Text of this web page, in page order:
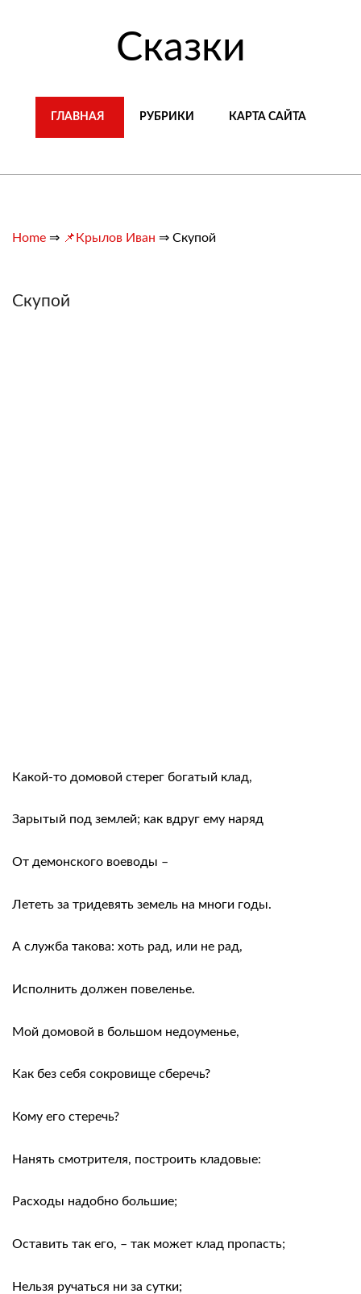
Сказки
ГЛАВНАЯ РУБРИКИ КАРТА САЙТА
Home ⇒ 📌Крылов Иван ⇒ Скупой
Скупой
Какой-то домовой стерег богатый клад,
Зарытый под землей; как вдруг ему наряд
От демонского воеводы –
Лететь за тридевять земель на многи годы.
А служба такова: хоть рад, или не рад,
Исполнить должен повеленье.
Мой домовой в большом недоуменье,
Как без себя сокровище сберечь?
Кому его стеречь?
Нанять смотрителя, построить кладовые:
Расходы надобно большие;
Оставить так его, – так может клад пропасть;
Нельзя ручаться ни за сутки;